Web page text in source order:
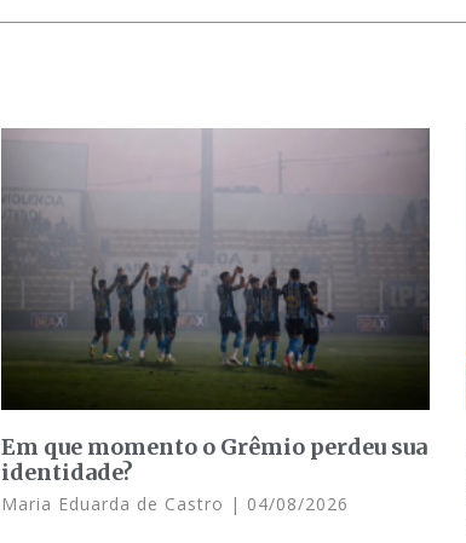
Em que momento o Grêmio perdeu sua
identidade?
Maria Eduarda de Castro 04/08/2026